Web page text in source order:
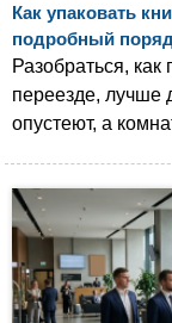
Как упаковать
подробный
Разобраться, как
переезде, лучше
опустеют, а